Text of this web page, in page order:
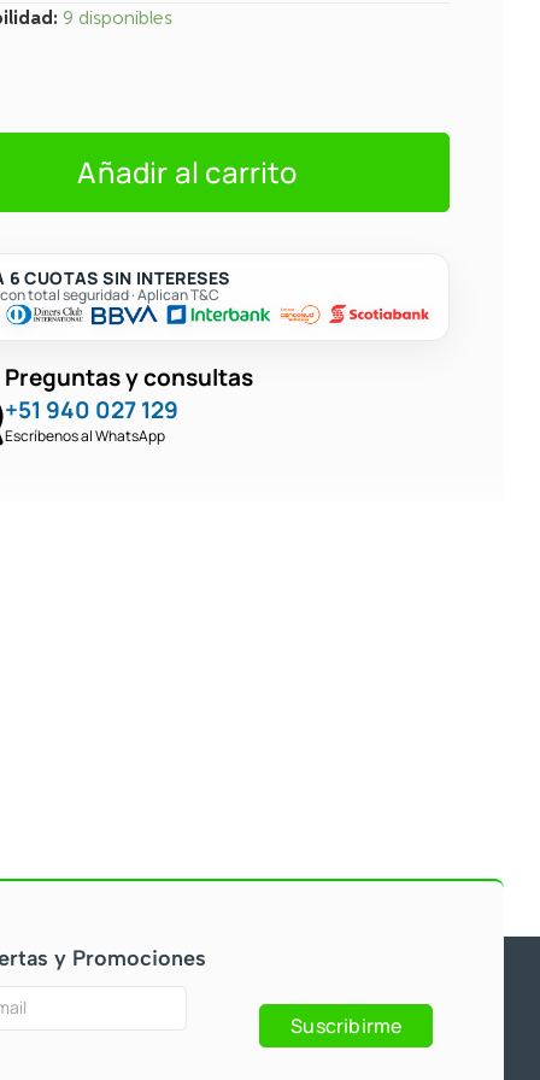
9 disponibles
Añadir al carrito
6 CUOTAS SIN INTERESES
total seguridad · Aplican T&C
Preguntas y consultas
+51 940 027 129
Escríbenos al WhatsApp
y Promociones
Suscribirme